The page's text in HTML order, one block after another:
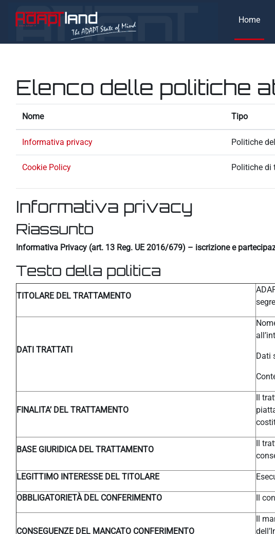
Home
Elenco delle politiche
Nome Tipo
Informativa privacy Politiche
Cookie Policy Politiche di
Informativa privacy
Riassunto
Informativa Privacy (art. 13 Reg. UE 2016/679) – iscrizione e
Testo della politica
TITOLARE DEL TRATTAMENTO
DATI TRATTATI
Dati
FINALITA’ DEL TRATTAMENTO
Il
BASE GIURIDICA DEL TRATTAMENTO
Il
LEGITTIMO INTERESSE DEL TITOLARE
OBBLIGATORIETÀ DEL CONFERIMENTO Il
CONSEGUENZE DEL MANCATO CONFERIMENTO
Il